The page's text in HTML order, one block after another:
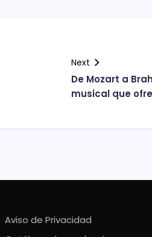
Next
De Mozart a
musical que
Aviso de Privacidad